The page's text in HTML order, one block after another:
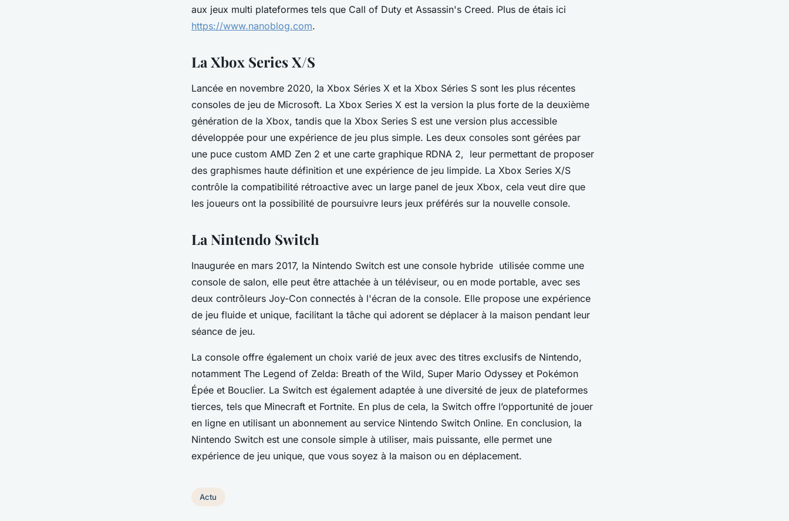
aux jeux multi plateformes tels que Call of Duty et Assassin's Creed. Plus de étais ici
https://www.nanoblog.com.
La Xbox Series X/S
Lancée en novembre 2020, la Xbox Séries X et la Xbox Séries S sont les plus récentes
consoles de jeu de Microsoft. La Xbox Series X est la version la plus forte de la deuxième
génération de la Xbox, tandis que la Xbox Series S est une version plus accessible
développée pour une expérience de jeu plus simple. Les deux consoles sont gérées par
une puce custom AMD Zen 2 et une carte graphique RDNA 2, leur permettant de proposer
des graphismes haute définition et une expérience de jeu limpide. La Xbox Series X/S
contrôle la compatibilité rétroactive avec un large panel de jeux Xbox, cela veut dire que
les joueurs ont la possibilité de poursuivre leurs jeux préférés sur la nouvelle console.
La Nintendo Switch
Inaugurée en mars 2017, la Nintendo Switch est une console hybride utilisée comme une
console de salon, elle peut être attachée à un téléviseur, ou en mode portable, avec ses
deux contrôleurs Joy-Con connectés à l'écran de la console. Elle propose une expérience
de jeu fluide et unique, facilitant la tâche qui adorent se déplacer à la maison pendant leur
séance de jeu.
La console offre également un choix varié de jeux avec des titres exclusifs de Nintendo,
notamment The Legend of Zelda: Breath of the Wild, Super Mario Odyssey et Pokémon
Épée et Bouclier. La Switch est également adaptée à une diversité de jeux de plateformes
tierces, tels que Minecraft et Fortnite. En plus de cela, la Switch offre l’opportunité de jouer
en ligne en utilisant un abonnement au service Nintendo Switch Online. En conclusion, la
Nintendo Switch est une console simple à utiliser, mais puissante, elle permet une
expérience de jeu unique, que vous soyez à la maison ou en déplacement.
Actu